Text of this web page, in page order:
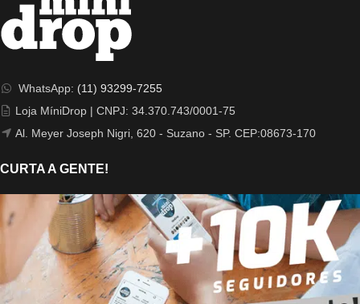
WhatsApp: (11) 93299-7255
Loja MíniDrop | CNPJ: 34.370.743/0001-75
Al. Meyer Joseph Nigri, 620 - Suzano - SP. CEP:08673-170
CURTA A GENTE!